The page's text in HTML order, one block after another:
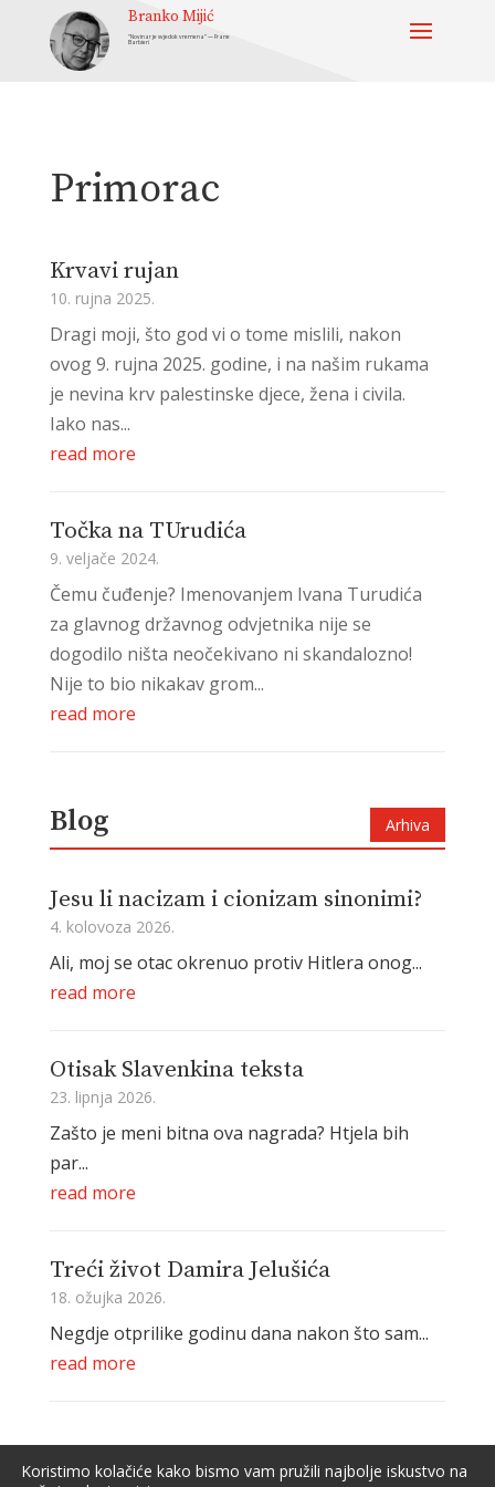
Branko Mijić
“Novinar je svjedok vremena” — Frane
Barbieri
Primorac
Krvavi rujan
10. rujna 2025.
Dragi moji, što god vi o tome mislili, nakon
ovog 9. rujna 2025. godine, i na našim rukama
je nevina krv palestinske djece, žena i civila.
Iako nas...
read more
Točka na TUrudića
9. veljače 2024.
Čemu čuđenje? Imenovanjem Ivana Turudića
za glavnog državnog odvjetnika nije se
dogodilo ništa neočekivano ni skandalozno!
Nije to bio nikakav grom...
read more
Blog Arhiva
Jesu li nacizam i cionizam sinonimi?
4. kolovoza 2026.
Ali, moj se otac okrenuo protiv Hitlera onog...
read more
Otisak Slavenkina teksta
23. lipnja 2026.
Zašto je meni bitna ova nagrada? Htjela bih
par...
read more
Treći život Damira Jelušića
18. ožujka 2026.
Negdje otprilike godinu dana nakon što sam...
read more
Koristimo kolačiće kako bismo vam pružili najbolje iskustvo na